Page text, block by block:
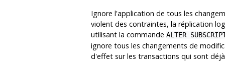
Ignore l'application de tous les
violent des contraintes, la réplication
utilisant la commande ALTER
ignore tous les changements de
d'effet sur les transactions qui sont